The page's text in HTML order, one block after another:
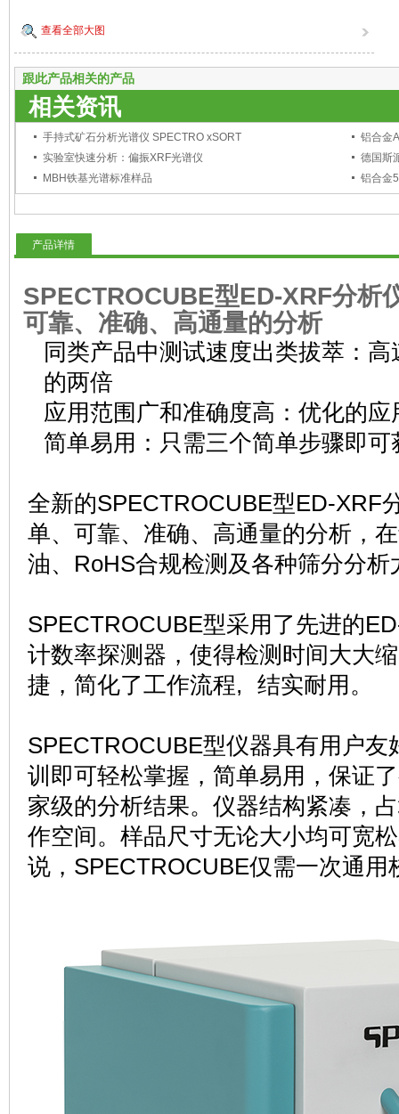
查看全部大图
跟此产品相关的产品
相关资讯
手持式矿石分析光谱仪 SPECTRO xSORT
铝合金
实验室快速分析：偏振XRF光谱仪
MBH铁基光谱标准样品
铝合金
产品详情
SPECTROCUBE型ED-XRF分析
可靠、准确、高通量的分析
同类产品中测试速度出类拔萃：
的两倍
应用范围广和准确度高：优化的应
简单易用：只需三个简单步骤即
全新的SPECTROCUBE型ED-XRF
单、可靠、准确、高通量的分析，
油、RoHS合规检测及各种筛分分析
SPECTROCUBE型采用了先进的
计数率探测器，使得检测时间大大
捷，简化了工作流程, 结实耐用。
SPECTROCUBE型仪器具有用户
训即可轻松掌握，简单易用，保证
家级的分析结果。仪器结构紧凑，
作空间。样品尺寸无论大小均可宽
说，SPECTROCUBE仅需一次通